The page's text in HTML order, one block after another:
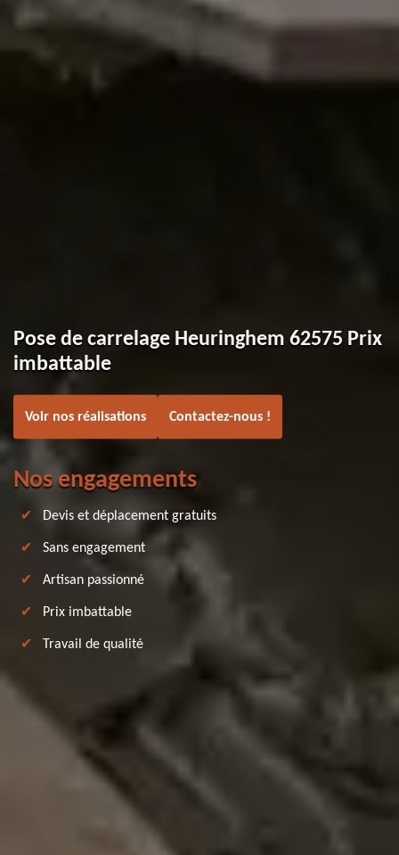
Pose de carrelage Heuringhem 62575 Prix
imbattable
Voir nos réalisations Contactez-nous !
Nos engagements
Devis et déplacement gratuits
Sans engagement
Artisan passionné
Prix imbattable
Travail de qualité